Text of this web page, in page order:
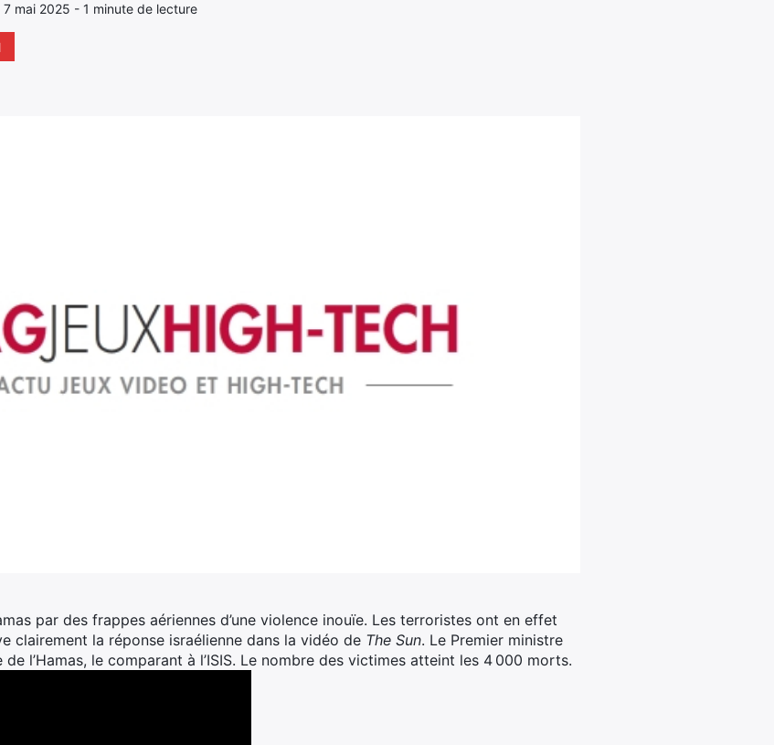
mai 2025 - 1 minute de lecture
par des frappes aériennes d’une violence inouïe. Les terroristes ont en effet
clairement la réponse israélienne dans la vidéo de The Sun. Le Premier ministre
de l’Hamas, le comparant à l’ISIS. Le nombre des victimes atteint les 4 000 morts.